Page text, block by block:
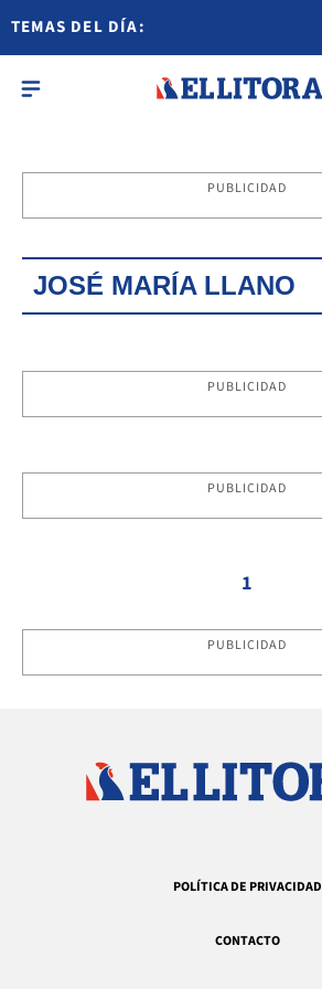
TEMAS DEL DÍA:
PUBLICIDAD
JOSÉ MARÍA LLANO
PUBLICIDAD
PUBLICIDAD
1
PUBLICIDAD
POLÍTICA DE PRIVACIDAD
CONTACTO